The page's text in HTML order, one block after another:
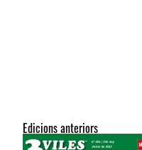
Edicions anteriors